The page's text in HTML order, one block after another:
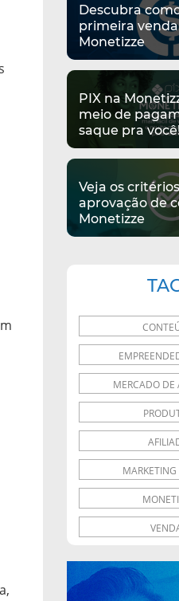
Descubra
primeira
Monetizze
PIX na
meio de
saque pra
Veja os
aprovação de
Monetizze
MERCADO DE